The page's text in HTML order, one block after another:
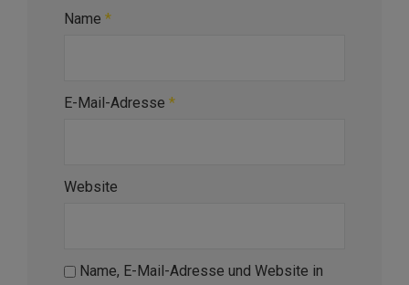
Name *
E-Mail-Adresse *
Website
Name, E-Mail-Adresse und Website in